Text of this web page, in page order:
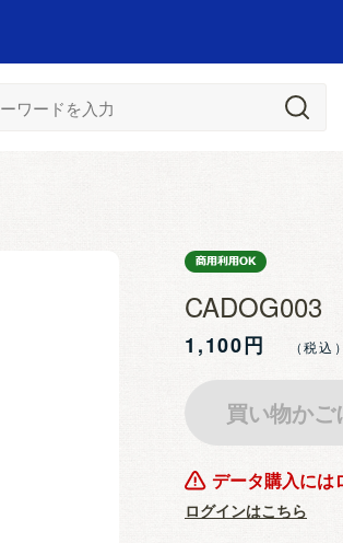
CADOG003
1,100円
データ購入には
買い物かご
ログインはこちら